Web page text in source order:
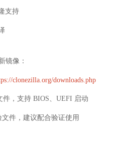
支持
镜像：
clonezilla.org/downloads.php
，支持 BIOS、UEFI 启动
件，建议配合验证使用